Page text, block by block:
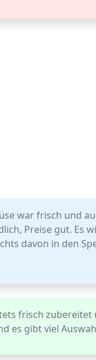
war frisch und
Preise gut. Es
davon in den
frisch
es gibt viel